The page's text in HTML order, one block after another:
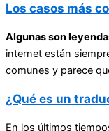
Los casos más
Algunas son
internet están
comunes y parece
¿Qué es un
En los últimos